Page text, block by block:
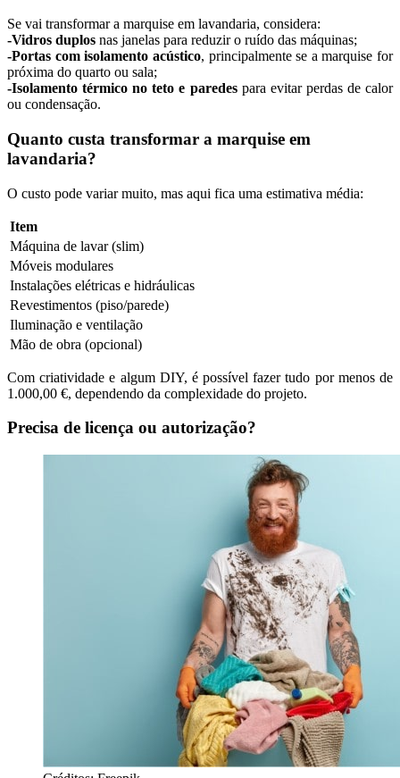
Se vai transformar a marquise em lavandaria, considera:
-Vidros duplos nas janelas para reduzir o ruído das máquinas;
-Portas com isolamento acústico, principalmente se a marquise for
próxima do quarto ou sala;
-Isolamento térmico no teto e paredespara evitar perdas de calor
ou condensação.
Quanto custa transformar a marquise em
lavandaria?
O custo pode variar muito, mas aqui fica uma estimativa média:
Item
Máquina de lavar (slim)
Móveis modulares
Instalações elétricas e hidráulicas
Revestimentos (piso/parede)
Iluminação e ventilação
Mão de obra (opcional)
Com criatividade e algum DIY, é possível fazer tudo por menos de
1.000,00 €, dependendo da complexidade do projeto.
Precisa de licença ou autorização?